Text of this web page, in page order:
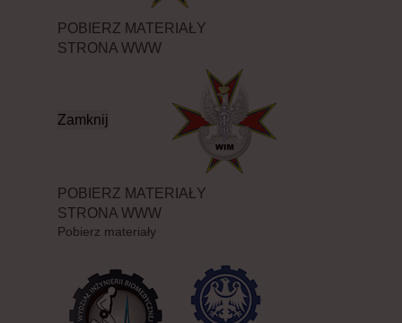
POBIERZ MATERIAŁY
STRONA WWW
Zamknij
POBIERZ MATERIAŁY
STRONA WWW
Pobierz materiały